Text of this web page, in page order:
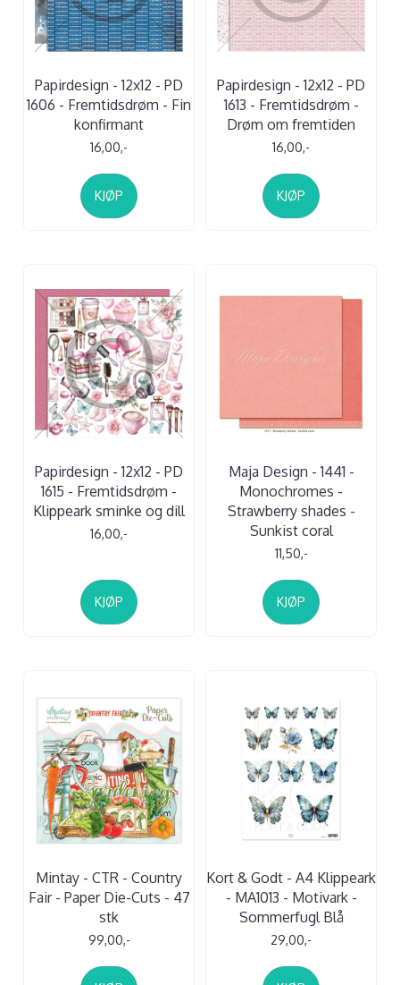
Papirdesign - 12x12 - PD
1606 - Fremtidsdrøm - Fin
konfirmant
16,00,-
KJØP
Papirdesign - 12x12 - PD
1613 - Fremtidsdrøm -
Drøm om fremtiden
16,00,-
KJØP
Papirdesign - 12x12 - PD
1615 - Fremtidsdrøm -
Klippeark sminke og dill
16,00,-
KJØP
Maja Design - 1441 -
Monochromes -
Strawberry shades -
Sunkist coral
11,50,-
KJØP
Mintay - CTR - Country
Fair - Paper Die-Cuts - 47
stk
99,00,-
Kort & Godt - A4 Klippeark
- MA1013 - Motivark -
Sommerfugl Blå
29,00,-